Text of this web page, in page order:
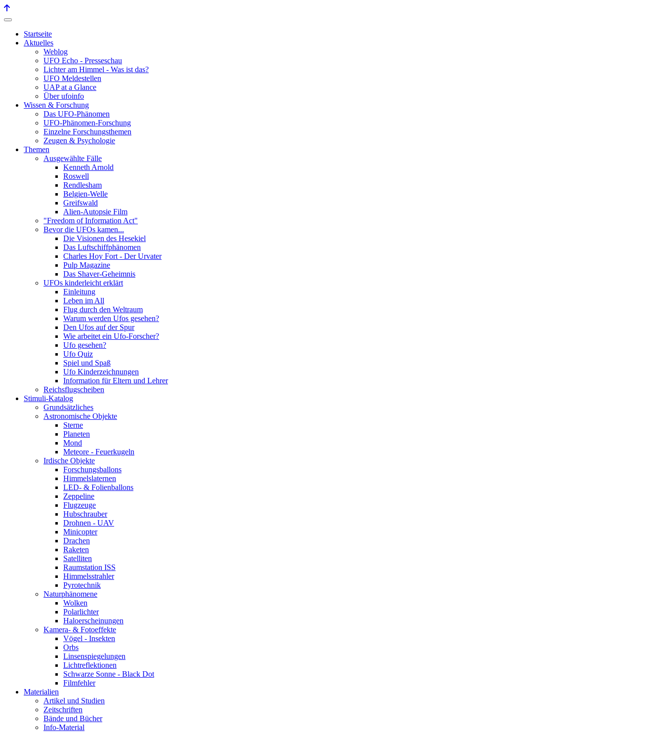
Startseite
Aktuelles
Weblog
UFO Echo - Presseschau
Lichter am Himmel - Was ist das?
UFO Meldestellen
UAP at a Glance
Über ufoinfo
Wissen & Forschung
Das UFO-Phänomen
UFO-Phänomen-Forschung
Einzelne Forschungsthemen
Zeugen & Psychologie
Themen
Ausgewählte Fälle
Kenneth Arnold
Roswell
Rendlesham
Belgien-Welle
Greifswald
Alien-Autopsie Film
"Freedom of Information Act"
Bevor die UFOs kamen...
Die Visionen des Hesekiel
Das Luftschiffphänomen
Charles Hoy Fort - Der Urvater
Pulp Magazine
Das Shaver-Geheimnis
UFOs kinderleicht erklärt
Einleitung
Leben im All
Flug durch den Weltraum
Warum werden Ufos gesehen?
Den Ufos auf der Spur
Wie arbeitet ein Ufo-Forscher?
Ufo gesehen?
Ufo Quiz
Spiel und Spaß
Ufo Kinderzeichnungen
Information für Eltern und Lehrer
Reichsflugscheiben
Stimuli-Katalog
Grundsätzliches
Astronomische Objekte
Sterne
Planeten
Mond
Meteore - Feuerkugeln
Irdische Objekte
Forschungsballons
Himmelslaternen
LED- & Folienballons
Zeppeline
Flugzeuge
Hubschrauber
Drohnen - UAV
Minicopter
Drachen
Raketen
Satelliten
Raumstation ISS
Himmelsstrahler
Pyrotechnik
Naturphänomene
Wolken
Polarlichter
Haloerscheinungen
Kamera- & Fotoeffekte
Vögel - Insekten
Orbs
Linsenspiegelungen
Lichtreflektionen
Schwarze Sonne - Black Dot
Filmfehler
Materialien
Artikel und Studien
Zeitschriften
Bände und Bücher
Info-Material